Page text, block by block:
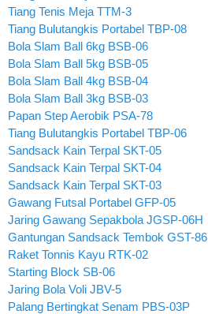
Tiang Tenis Meja TTM-3
Tiang Bulutangkis Portabel TBP-08
Bola Slam Ball 6kg BSB-06
Bola Slam Ball 5kg BSB-05
Bola Slam Ball 4kg BSB-04
Bola Slam Ball 3kg BSB-03
Papan Step Aerobik PSA-78
Tiang Bulutangkis Portabel TBP-06
Sandsack Kain Terpal SKT-05
Sandsack Kain Terpal SKT-04
Sandsack Kain Terpal SKT-03
Gawang Futsal Portabel GFP-05
Jaring Gawang Sepakbola JGSP-06H
Gantungan Sandsack Tembok GST-86
Raket Tonnis Kayu RTK-02
Starting Block SB-06
Jaring Bola Voli JBV-5
Palang Bertingkat Senam PBS-03P